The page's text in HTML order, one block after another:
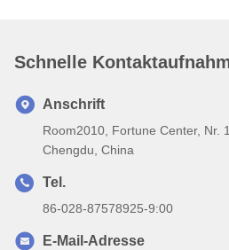
Schnelle
Anschrift
Room2010, Fortune Center, Nr.
Chengdu, China
Tel.
86-028-87578925-9:00
E-Mail-Adresse